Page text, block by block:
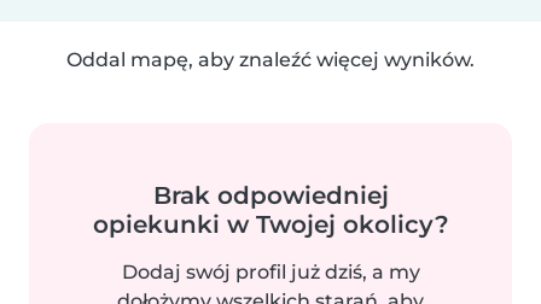
Oddal mapę, aby znaleźć więcej wyników.
Brak odpowiedniej
opiekunki w Twojej okolicy?
Dodaj swój profil już dziś, a my